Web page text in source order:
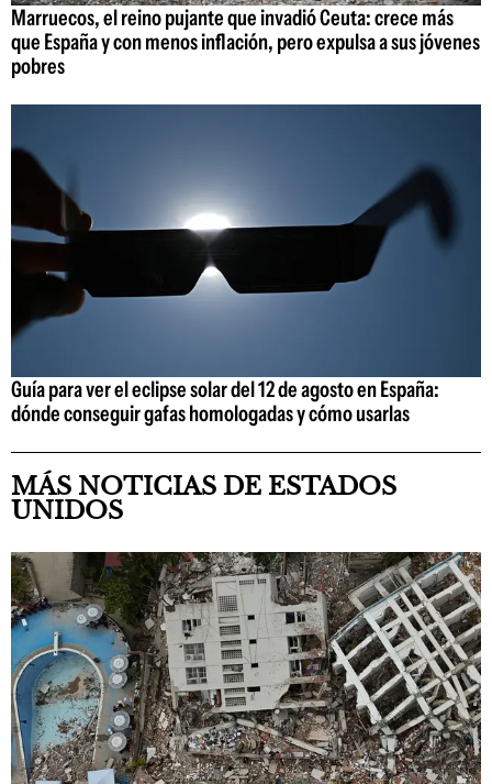
Marruecos, el reino pujante que invadió Ceuta: crece más
que España y con menos inflación, pero expulsa a sus jóvenes
pobres
Guía para ver el eclipse solar del 12 de agosto en España:
dónde conseguir gafas homologadas y cómo usarlas
MÁS NOTICIAS DE ESTADOS
UNIDOS